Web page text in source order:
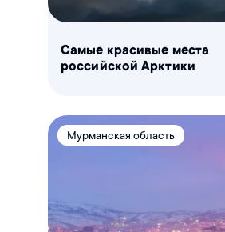
Самые красивые места
российской Арктики
Мурманская область